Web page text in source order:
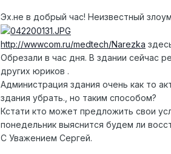
Эх.не в добрый час! Неизвестный
http://wwwcom.ru/medtech/Narezka
Обрезали в час дня. В здании сейчас
других юриков .
Администрация здания очень как то
здания убрать., но таким способом?
Кстати кто может предложить свои
понедельник выяснится будем ли
С Уважением Сергей.